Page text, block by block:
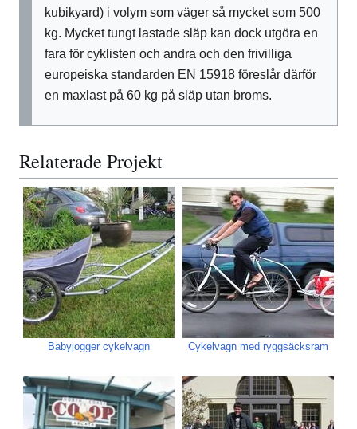
kubikyard) i volym som väger så mycket som 500
kg. Mycket tungt lastade släp kan dock utgöra en
fara för cyklisten och andra och den frivilliga
europeiska standarden EN 15918 föreslår därför
en maxlast på 60 kg på släp utan broms.
Relaterade Projekt
Babyjogger cykelvagn Cykelvagn med ryggsäcksram